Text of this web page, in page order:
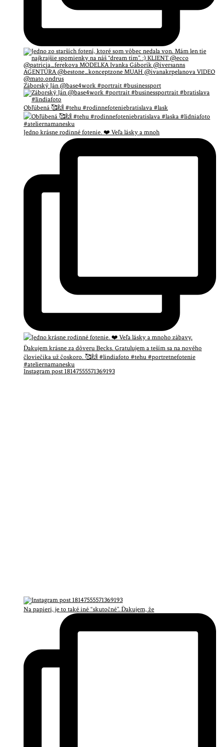
Záborský Ján @base4work #portrait #businessport
Obľúbená 🥰🙌 #tehu #rodinnefoteniebratislava #lask
Jedno krásne rodinné fotenie. ❤️ Veľa lásky a mnoh
Instagram post 18147555571369193
Na papieri, je to také iné “skutočné”. Ďakujem, že